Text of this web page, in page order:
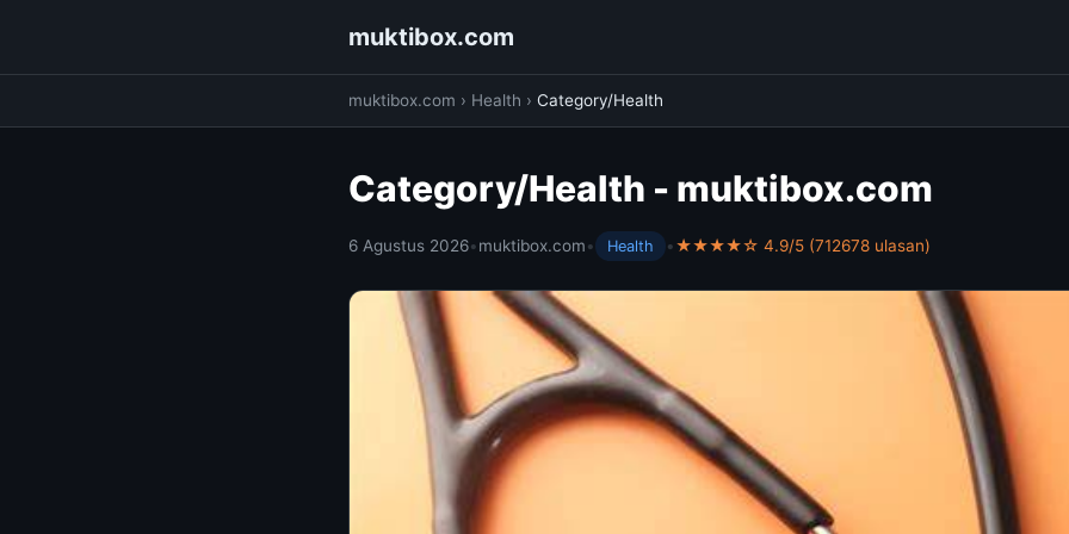
muktibox.com
muktibox.com › Health › Category/Health
Category/Health - muktibox.com
6 Agustus 2026•muktibox.com• Health •★★★★☆ 4.9/5 (712678 ulasan)